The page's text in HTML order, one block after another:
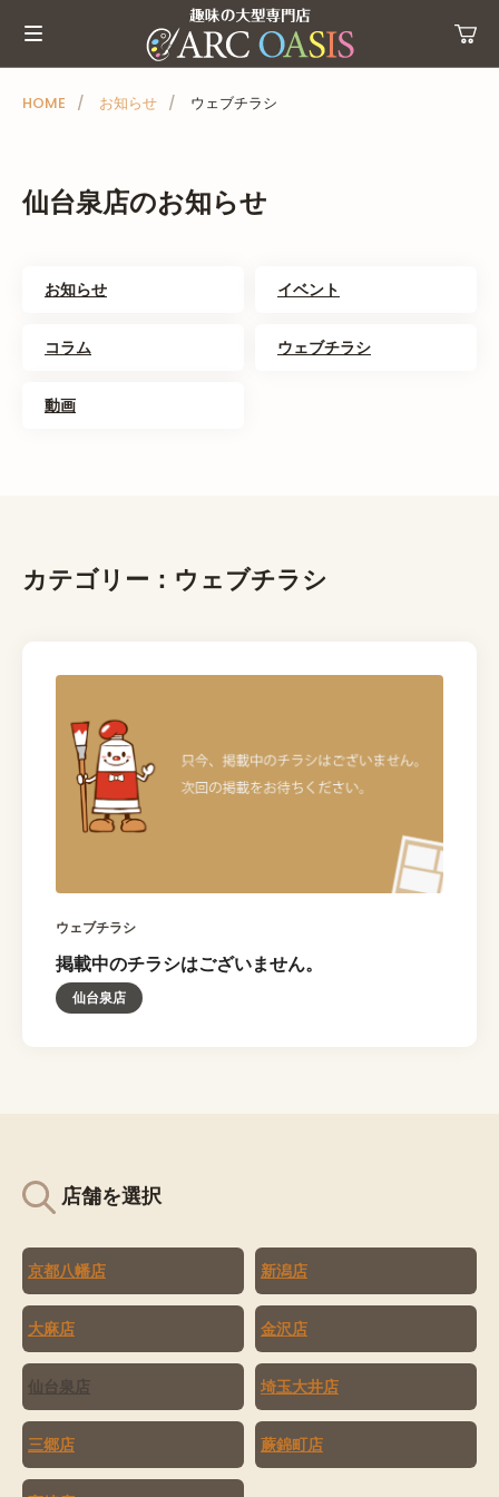
ュ
HOME お知らせ ウェブチラシ
仙台泉店のお知らせ
お知らせ イベント
コラム ウェブチラシ
動画
カテゴリー：ウェブチラシ
ウェブチラシ
掲載中のチラシはございません。
仙台泉店
店舗を選択
京都八幡店 新潟店
大麻店 金沢店
仙台泉店 埼玉大井店
三郷店 蕨錦町店